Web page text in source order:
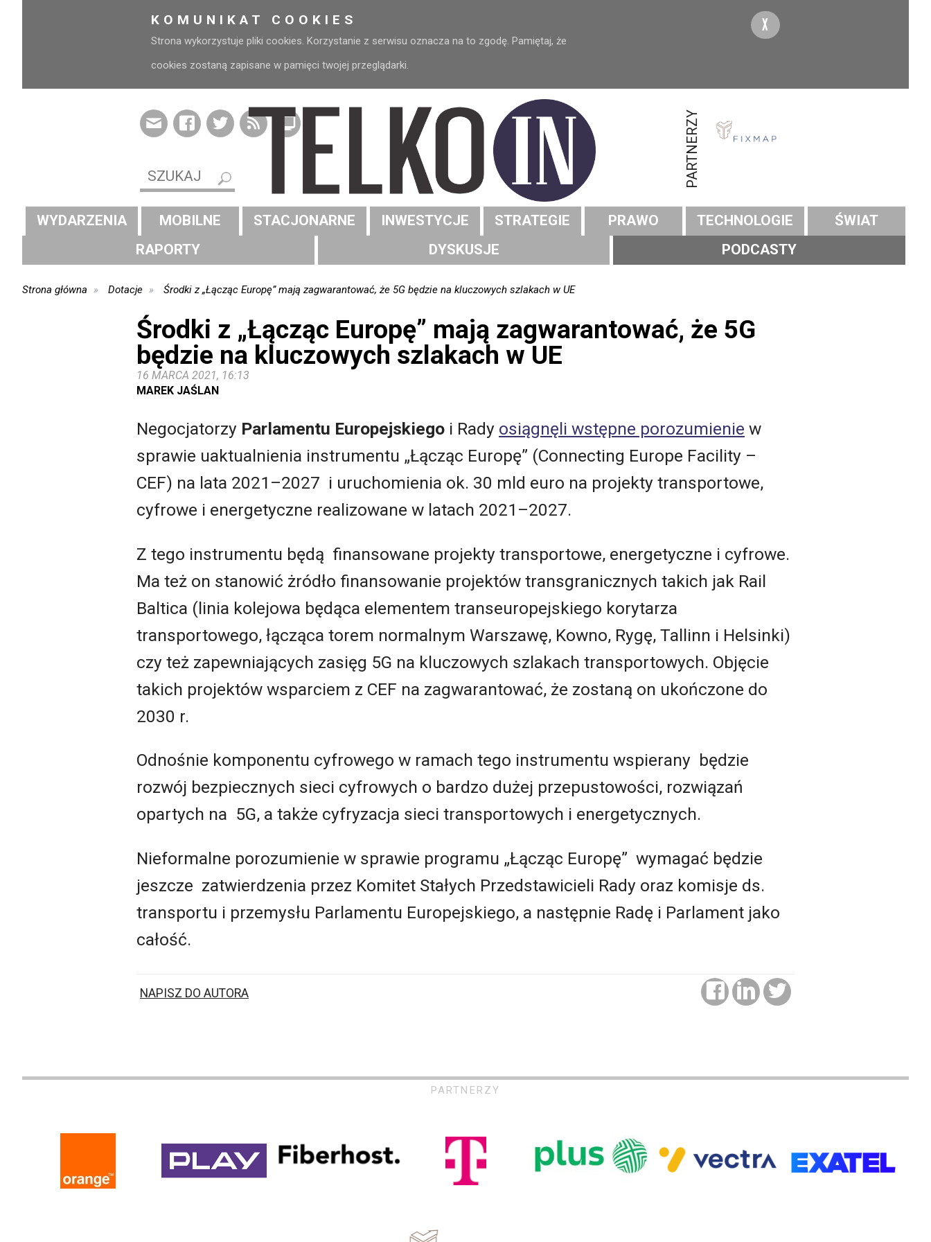
KOMUNIKAT COOKIES
Strona wykorzystuje pliki cookies. Korzystanie z serwisu oznacza na to zgodę. Pamiętaj, że
cookies zostaną zapisane w pamięci twojej przeglądarki.
X
PARTNERZY
WYDARZENIA MOBILNE STACJONARNE INWESTYCJE STRATEGIE PRAWO TECHNOLOGIE
ŚWIAT
RAPORTY
DYSKUSJE PODCASTY
Strona główna Dotacje Środki z „Łącząc Europę” mają zagwarantować, że 5G będzie na kluczowych szlakach w UE
Środki z „Łącząc Europę” mają zagwarantować, że 5G
będzie na kluczowych szlakach w UE
16 MARCA 2021, 16:13
MAREK JAŚLAN
Negocjatorzy Parlamentu Europejskiego i Rady osiągnęli wstępne porozumienie w
sprawie uaktualnienia instrumentu „Łącząc Europę” (Connecting Europe Facility –
CEF) na lata 2021–2027 i uruchomienia ok. 30 mld euro na projekty transportowe,
cyfrowe i energetyczne realizowane w latach 2021–2027.
Z tego instrumentu będą finansowane projekty transportowe, energetyczne i cyfrowe.
Ma też on stanowić żródło finansowanie projektów transgranicznych takich jak Rail
Baltica (linia kolejowa będąca elementem transeuropejskiego korytarza
transportowego, łącząca torem normalnym Warszawę, Kowno, Rygę, Tallinn i Helsinki)
czy też zapewniających zasięg 5G na kluczowych szlakach transportowych. Objęcie
takich projektów wsparciem z CEF na zagwarantować, że zostaną on ukończone do
2030 r.
Odnośnie komponentu cyfrowego w ramach tego instrumentu wspierany będzie
rozwój bezpiecznych sieci cyfrowych o bardzo dużej przepustowości, rozwiązań
opartych na 5G, a także cyfryzacja sieci transportowych i energetycznych.
Nieformalne porozumienie w sprawie programu „Łącząc Europę” wymagać będzie
jeszcze zatwierdzenia przez Komitet Stałych Przedstawicieli Rady oraz komisje ds.
transportu i przemysłu Parlamentu Europejskiego, a następnie Radę i Parlament jako
całość.
NAPISZ DO AUTORA
PARTNERZY